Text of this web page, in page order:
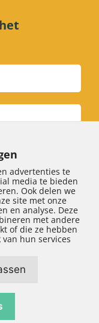
|
advertenties te
media te bieden
Ook delen we
site met onze
en analyse. Deze
met andere
of die ze hebben
hun services